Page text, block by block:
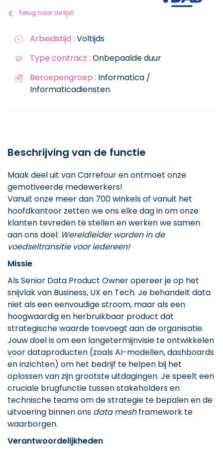
Terug naar de lijst
Arbeidstijd : Voltijds
Type contract : Onbepaalde duur
Beroepengroep : Informatica /
Informaticadiensten
Beschrijving van de functie
Maak deel uit van Carrefour en ontmoet onze
gemotiveerde medewerkers!
Vanuit onze meer dan 700 winkels of vanuit het
hoofdkantoor zetten we ons elke dag in om onze
klanten tevreden te stellen en werken we samen
aan ons doel: Wereldleider worden in de
voedseltransitie voor iedereen!
Missie
Als Senior Data Product Owner opereer je op het
snijvlak van Business, UX en Tech. Je behandelt data
niet als een eenvoudige stroom, maar als een
hoogwaardig en herbruikbaar product dat
strategische waarde toevoegt aan de organisatie.
Jouw doel is om een langetermijnvisie te ontwikkelen
voor dataproducten (zoals AI-modellen, dashboards
en inzichten) om het bedrijf te helpen bij het
oplossen van zijn grootste uitdagingen. Je speelt een
cruciale brugfunctie tussen stakeholders en
technische teams om de strategie te bepalen en de
uitvoering binnen ons data meshframework te
waarborgen.
Verantwoordelijkheden